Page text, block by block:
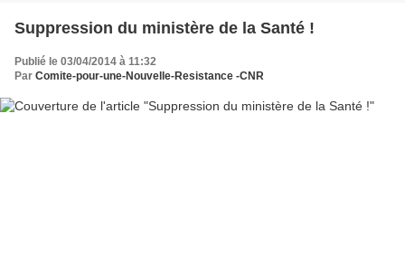
Suppression du ministère de la Santé !
Publié le 03/04/2014 à 11:32
Par Comite-pour-une-Nouvelle-Resistance -CNR